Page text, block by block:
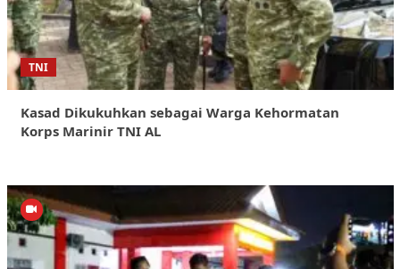
TNI
Kasad Dikukuhkan sebagai Warga Kehormatan
Korps Marinir TNI AL